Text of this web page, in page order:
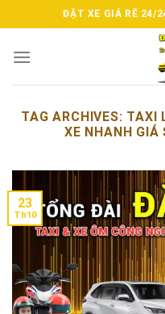
to
content
ĐẶT XE GIÁ RẼ 24/
TAG ARCHIVES: TAXI
XE NHANH GIÁ
23
Th10